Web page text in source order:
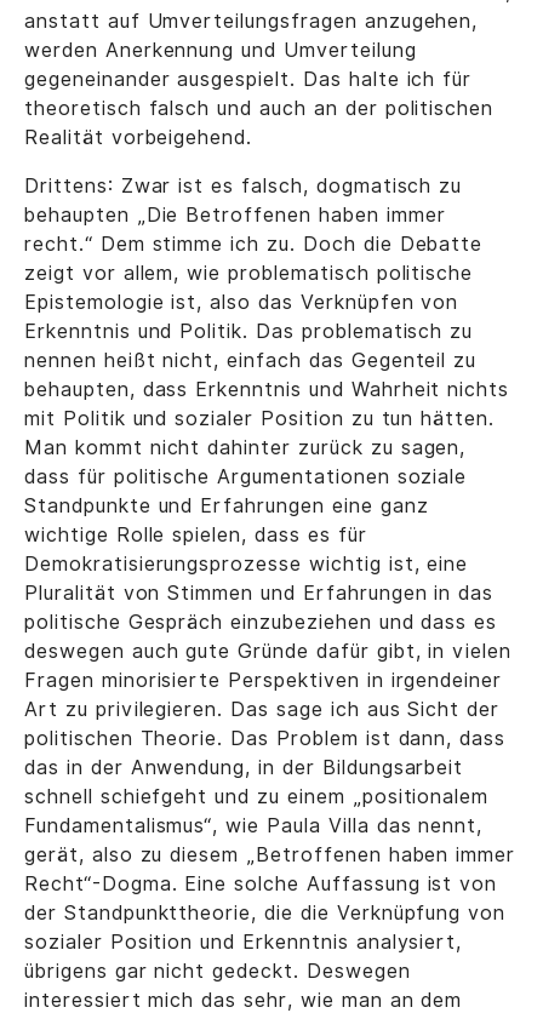
anstatt auf Umverteilungsfragen anzugehen,
werden Anerkennung und Umverteilung
gegeneinander ausgespielt. Das halte ich für
theoretisch falsch und auch an der politischen
Realität vorbeigehend.
Drittens: Zwar ist es falsch, dogmatisch zu
behaupten „Die Betroffenen haben immer
recht.“ Dem stimme ich zu. Doch die Debatte
zeigt vor allem, wie problematisch politische
Epistemologie ist, also das Verknüpfen von
Erkenntnis und Politik. Das problematisch zu
nennen heißt nicht, einfach das Gegenteil zu
behaupten, dass Erkenntnis und Wahrheit nichts
mit Politik und sozialer Position zu tun hätten.
Man kommt nicht dahinter zurück zu sagen,
dass für politische Argumentationen soziale
Standpunkte und Erfahrungen eine ganz
wichtige Rolle spielen, dass es für
Demokratisierungsprozesse wichtig ist, eine
Pluralität von Stimmen und Erfahrungen in das
politische Gespräch einzubeziehen und dass es
deswegen auch gute Gründe dafür gibt, in vielen
Fragen minorisierte Perspektiven in irgendeiner
Art zu privilegieren. Das sage ich aus Sicht der
politischen Theorie. Das Problem ist dann, dass
das in der Anwendung, in der Bildungsarbeit
schnell schiefgeht und zu einem „positionalem
Fundamentalismus“, wie Paula Villa das nennt,
gerät, also zu diesem „Betroffenen haben immer
Recht“-Dogma. Eine solche Auffassung ist von
der Standpunkttheorie, die die Verknüpfung von
sozialer Position und Erkenntnis analysiert,
übrigens gar nicht gedeckt. Deswegen
interessiert mich das sehr, wie man an dem